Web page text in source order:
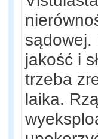
sądowej.
jakość i
trzeba
laika.